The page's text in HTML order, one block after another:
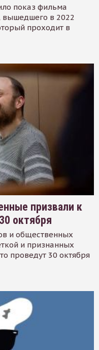
показ фильма
вышедшего в 2022
проходит в
призвали к
октября
и общественных
и признанных
проведут 30 октября